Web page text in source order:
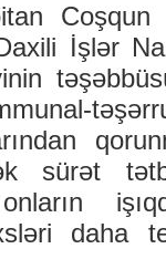
İşlər
sürət
daha